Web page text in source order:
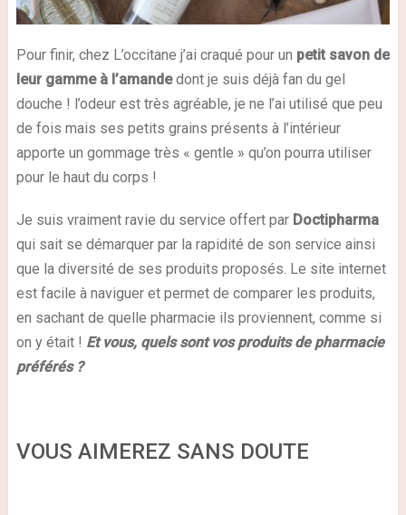
Pour finir, chez L’occitane j’ai craqué pour un petit savon de
leur gamme à l’amandedont je suis déjà fan du gel
douche ! l’odeur est très agréable, je ne l’ai utilisé que peu
de fois mais ses petits grains présents à l’intérieur
apporte un gommage très « gentle » qu’on pourra utiliser
pour le haut du corps !
Je suis vraiment ravie du service offert par Doctipharma
qui sait se démarquer par la rapidité de son service ainsi
que la diversité de ses produits proposés. Le site internet
est facile à naviguer et permet de comparer les produits,
en sachant de quelle pharmacie ils proviennent, comme si
on y était ! Et vous, quels sont vos produits de pharmacie
préférés ?
VOUS AIMEREZ SANS DOUTE